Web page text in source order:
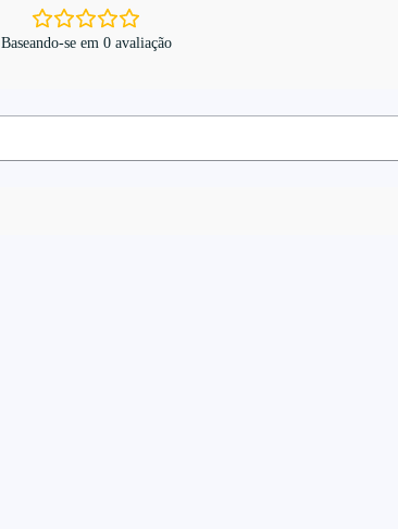
Baseando-se em 0 avaliação